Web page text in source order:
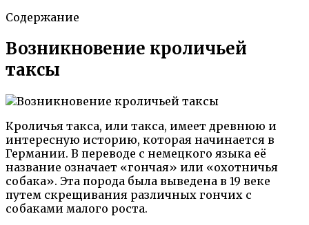
Содержание
Возникновение кроличьей
таксы
Кроличья такса, или такса, имеет древнюю и
интересную историю, которая начинается в
Германии. В переводе с немецкого языка её
название означает «гончая» или «охотничья
собака». Эта порода была выведена в 19 веке
путем скрещивания различных гончих с
собаками малого роста.